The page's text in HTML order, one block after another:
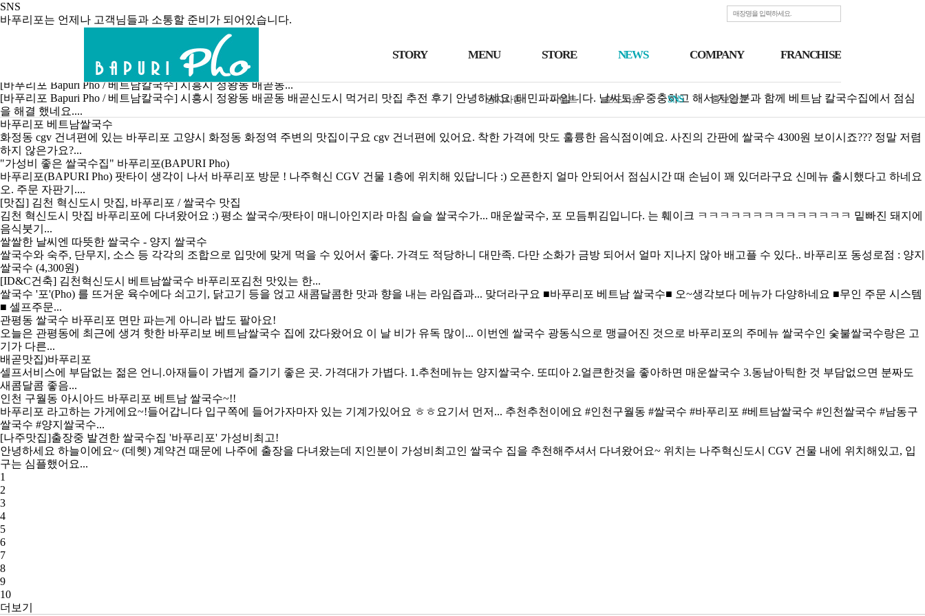
STORY MENU STORE NEWS
공지사항 이벤트 보도자료 SNS 홍보광고
COMPANY FRANCHISE
SNS
바푸리포는 언제나 고객님들과 소통할 준비가 되어있습니다.
[바푸리포 Bapuri Pho / 베트남칼국수] 시흥시 정왕동 배곧동...
[바푸리포 Bapuri Pho / 베트남칼국수] 시흥시 정왕동 배곧동 배곧신도시 먹거리 맛집 추전 후기 안녕하세요 .태민파파입니다. 날씨도 우중충하고 해서 지인분과 함께 베트남 칼국수집에서 점심
을 해결 했네요....
바푸리포 베트남쌀국수
화정동 cgv 건녀편에 있는 바푸리포 고양시 화정동 화정역 주변의 맛집이구요 cgv 건너편에 있어요. 착한 가격에 맛도 훌륭한 음식점이예요. 사진의 간판에 쌀국수 4300원 보이시죠??? 정말 저렴
하지 않은가요?...
"가성비 좋은 쌀국수집" 바푸리포(BAPURI Pho)
바푸리포(BAPURI Pho) 팟타이 생각이 나서 바푸리포 방문 ! 나주혁신 CGV 건물 1층에 위치해 있답니다 :) 오픈한지 얼마 안되어서 점심시간 때 손님이 꽤 있더라구요 신메뉴 출시했다고 하네요
오. 주문 자판기....
[맛집] 김천 혁신도시 맛집, 바푸리포 / 쌀국수 맛집
김천 혁신도시 맛집 바푸리포에 다녀왔어요 :) 평소 쌀국수/팟타이 매니아인지라 마침 슬슬 쌀국수가... 매운쌀국수, 포 모듬튀김입니다. 는 훼이크 ㅋㅋㅋㅋㅋㅋㅋㅋㅋㅋㅋㅋㅋㅋ 밑빠진 돼지에
음식붓기...
쌀쌀한 날씨엔 따뜻한 쌀국수 - 양지 쌀국수
쌀국수와 숙주, 단무지, 소스 등 각각의 조합으로 입맛에 맞게 먹을 수 있어서 좋다. 가격도 적당하니 대만족. 다만 소화가 금방 되어서 얼마 지나지 않아 배고플 수 있다.. 바푸리포 동성로점 : 양지
쌀국수 (4,300원)
[ID&C건축] 김천혁신도시 베트남쌀국수 바푸리포김천 맛있는 한...
쌀국수 '포'(Pho) 를 뜨거운 육수에다 쇠고기, 닭고기 등을 얹고 새콤달콤한 맛과 향을 내는 라임즙과... 맞더라구요 ■바푸리포 베트남 쌀국수■ 오~생각보다 메뉴가 다양하네요 ■무인 주문 시스템
■ 셀프주문...
관평동 쌀국수 바푸리포 면만 파는게 아니라 밥도 팔아요!
오늘은 관평동에 최근에 생겨 핫한 바푸리보 베트남쌀국수 집에 갔다왔어요 이 날 비가 유독 많이... 이번엔 쌀국수 광동식으로 맹글어진 것으로 바푸리포의 주메뉴 쌀국수인 숯불쌀국수랑은 고
기가 다른...
배곧맛집)바푸리포
셀프서비스에 부담없는 젊은 언니.아재들이 가볍게 즐기기 좋은 곳. 가격대가 가볍다. 1.추천메뉴는 양지쌀국수. 또띠아 2.얼큰한것을 좋아하면 매운쌀국수 3.동남아틱한 것 부담없으면 분짜도
새콤달콤 좋음...
인천 구월동 아시아드 바푸리포 베트남 쌀국수~!!
바푸리포 라고하는 가게에요~!들어갑니다 입구쪽에 들어가자마자 있는 기계가있어요 ㅎㅎ요기서 먼저... 추천추천이에요 #인천구월동 #쌀국수 #바푸리포 #베트남쌀국수 #인천쌀국수 #남동구
쌀국수 #양지쌀국수...
[나주맛집]출장중 발견한 쌀국수집 '바푸리포' 가성비최고!
안녕하세요 하늘이에요~ (데헷) 계약건 때문에 나주에 출장을 다녀왔는데 지인분이 가성비최고인 쌀국수 집을 추천해주셔서 다녀왔어요~ 위치는 나주혁신도시 CGV 건물 내에 위치해있고, 입
구는 심플했어요...
1
2
3
4
5
6
7
8
9
10
더보기